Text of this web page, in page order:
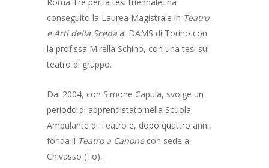
conseguito la Laurea Magistrale in Teatro
e Arti della Scenaal DAMS di Torino con
la prof.ssa Mirella Schino, con una tesi sul
teatro di gruppo.
Dal 2004, con Simone Capula, svolge un
periodo di apprendistato nella Scuola
Ambulante di Teatro e, dopo quattro anni,
fonda il Teatro a Canonecon sede a
Chivasso (To).